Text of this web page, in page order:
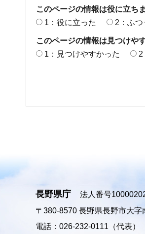
このページの情報は役に立ち
1：役に立った
2：ふつ
このページの情報は見つけや
1：見つけやすかった
2
長野県庁
法人番号
〒380-8570 長野県長野市大
電話：026-232-0111（代表）